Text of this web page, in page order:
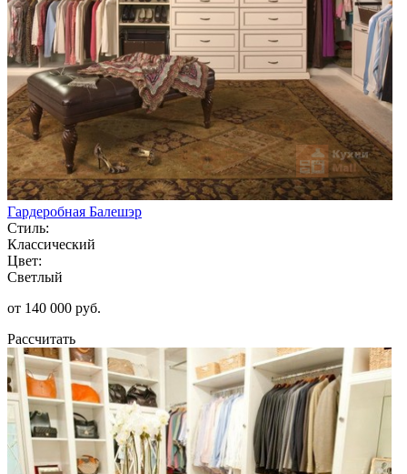
Гардеробная Балешэр
Стиль:
Классический
Цвет:
Светлый
от 140 000 руб.
Рассчитать